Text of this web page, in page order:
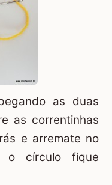
as duas
as correntinhas
e arremate no
o círculo fique